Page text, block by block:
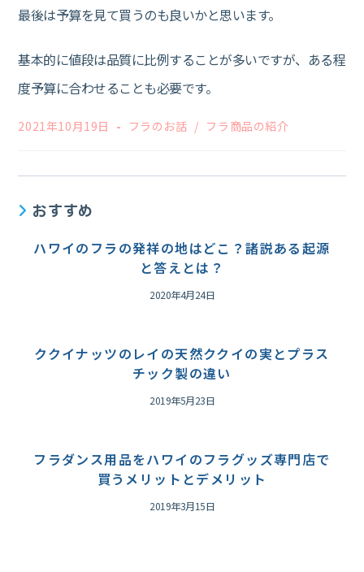
最後は予算を見て買うのも良いかと思います。
基本的に値段は品質に比例することが多いですが、ある程
度予算に合わせることも必要です。
投
2021年10月19日
投
フラのお話 / フラ商品の紹介
おすすめ
ハワイのフラの発祥の地はどこ？諸説ある起源
と答えとは？
2020年4月24日
ククイナッツのレイの天然ククイの実とプラス
チック製の違い
2019年5月23日
フラダンス用品をハワイのフラグッズ専門店で
買うメリットとデメリット
2019年3月15日